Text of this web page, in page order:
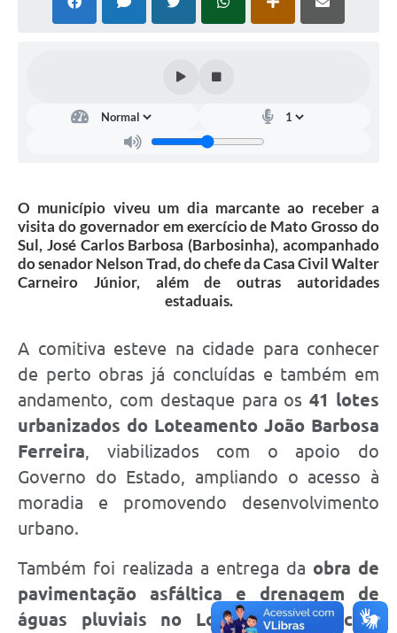
Perguntas e respostas frequentes
O município viveu um dia marcante ao receber a
visita do governador em exercício de Mato Grosso do
Sul, José Carlos Barbosa (Barbosinha), acompanhado
do senador Nelson Trad, do chefe da Casa Civil Walter
Carneiro Júnior, além de outras autoridades
estaduais.
A comitiva esteve na cidade para conhecer
de perto obras já concluídas e também em
andamento, com destaque para os41 lotes
urbanizados do Loteamento João Barbosa
Ferreira , viabilizados com o apoio do
Governo do Estado, ampliando o acesso à
moradia e promovendo desenvolvimento
urbano.
Também foi realizada a entrega da obra de
pavimentação asfáltica e drenagem de
águas pluviais no Loteamento Nercílio